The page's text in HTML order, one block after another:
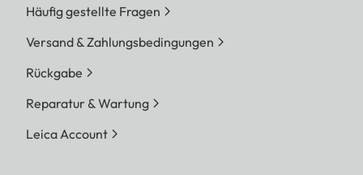
Häufig gestellte Fragen
Versand & Zahlungsbedingungen
Rückgabe
Reparatur & Wartung
Leica Account